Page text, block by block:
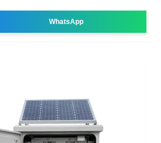
WhatsApp